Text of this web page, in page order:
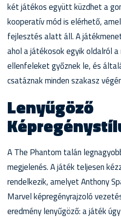
két játékos együtt küzdhet a
kooperatív mód is elérhető,
fejlesztés alatt áll. A
ahol a játékosok egyik oldalról a
ellenfeleket győznek le, és
csatáznak minden szakasz
Lenyűgöző
A The Phantom talán
megjelenés. A játék teljesen
rendelkezik, amelyet Anthony
Marvel képregényrajzoló
eredmény lenyűgöző: a játék